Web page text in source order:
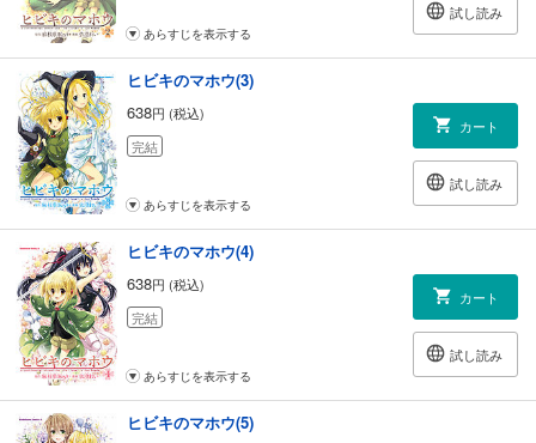
試し読み
あらすじを表示する
ヒビキのマホウ(3)
638円 (税込)
完結
カート
試し読み
あらすじを表示する
ヒビキのマホウ(4)
638円 (税込)
完結
カート
試し読み
あらすじを表示する
ヒビキのマホウ(5)